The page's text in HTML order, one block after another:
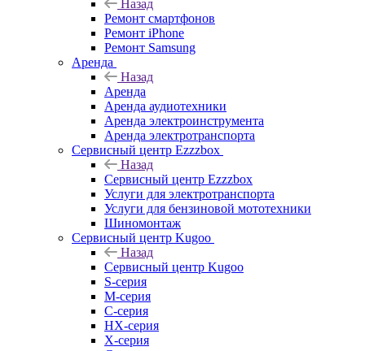
Назад
Ремонт смартфонов
Ремонт iPhone
Ремонт Samsung
Аренда
Назад
Аренда
Аренда аудиотехники
Аренда электроинструмента
Аренда электротранспорта
Сервисный центр Ezzzbox
Назад
Сервисный центр Ezzzbox
Услуги для электротранспорта
Услуги для бензиновой мототехники
Шиномонтаж
Сервисный центр Kugoo
Назад
Сервисный центр Kugoo
S-cерия
M-серия
С-серия
HX-серия
X-серия